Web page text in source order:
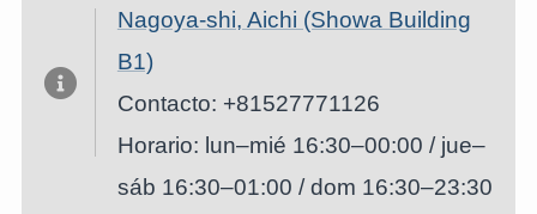
Nagoya-shi, Aichi (Showa Building
B1)
Contacto: +81527771126
Horario: lun–mié 16:30–00:00 / jue–
sáb 16:30–01:00 / dom 16:30–23:30